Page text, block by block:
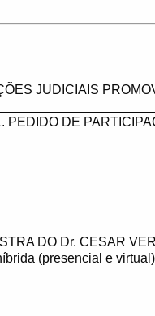
JUDICIAIS
DE
DO Dr. CESAR
(presencial e